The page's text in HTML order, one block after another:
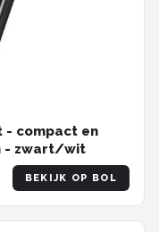
- compact en
- zwart/wit
BEKIJK OP BOL